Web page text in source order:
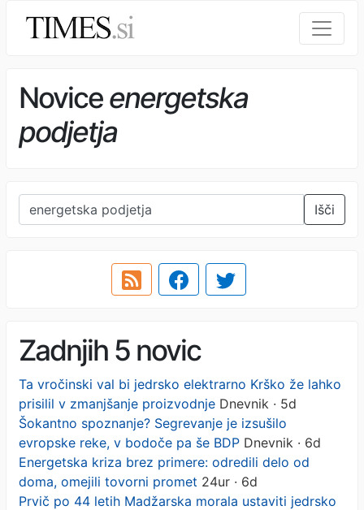
Noviceenergetska
podjetja
Išči
Zadnjih 5 novic
Ta vročinski val bi jedrsko elektrarno Krško že lahko
prisilil v zmanjšanje proizvodnje Dnevnik · 5d
Šokantno spoznanje? Segrevanje je izsušilo
evropske reke, v bodoče pa še BDP Dnevnik · 6d
Energetska kriza brez primere: odredili delo od
doma, omejili tovorni promet 24ur · 6d
Prvič po 44 letih Madžarska morala ustaviti jedrsko